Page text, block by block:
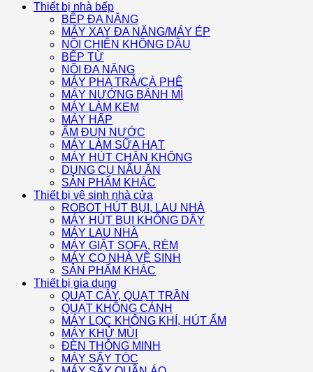
Thiết bị nhà bếp
BẾP ĐA NĂNG
MÁY XAY ĐA NĂNG/MÁY ÉP
NỒI CHIÊN KHÔNG DẦU
BẾP TỪ
NỒI ĐA NĂNG
MÁY PHA TRÀ/CÀ PHÊ
MÁY NƯỚNG BÁNH MÌ
MÁY LÀM KEM
MÁY HẤP
ẤM ĐUN NƯỚC
MÁY LÀM SỮA HẠT
MÁY HÚT CHÂN KHÔNG
DỤNG CỤ NẤU ĂN
SẢN PHẨM KHÁC
Thiết bị vệ sinh nhà cửa
ROBOT HÚT BỤI, LAU NHÀ
MÁY HÚT BỤI KHÔNG DÂY
MÁY LAU NHÀ
MÁY GIẶT SOFA, RÈM
MÁY CỌ NHÀ VỆ SINH
SẢN PHẨM KHÁC
Thiết bị gia dụng
QUẠT CÂY, QUẠT TRẦN
QUẠT KHÔNG CÁNH
MÁY LỌC KHÔNG KHÍ, HÚT ẨM
MÁY KHỬ MÙI
ĐÈN THÔNG MINH
MÁY SẤY TÓC